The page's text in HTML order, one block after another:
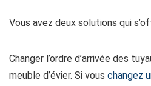
Vous avez deux solutions qui
Changer l’ordre d’arrivée des
meuble d’évier. Si vous changez